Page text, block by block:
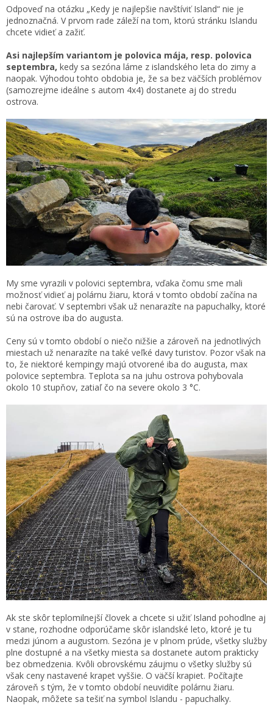
Odpoveď na otázku „Kedy je najlepšie navštíviť Island“ nie je
jednoznačná. V prvom rade záleží na tom, ktorú stránku Islandu
chcete vidieť a zažiť.
Asi najlepším variantom je polovica mája, resp. polovica
septembra, kedy sa sezóna láme z islandského leta do zimy a
naopak. Výhodou tohto obdobia je, že sa bez väčších problémov
(samozrejme ideálne s autom 4x4) dostanete aj do stredu
ostrova.
My sme vyrazili v polovici septembra, vďaka čomu sme mali
možnosť vidieť aj polárnu žiaru, ktorá v tomto období začína na
nebi čarovať. V septembri však už nenarazíte na papuchalky, ktoré
sú na ostrove iba do augusta.
Ceny sú v tomto období o niečo nižšie a zároveň na jednotlivých
miestach už nenarazíte na také veľké davy turistov. Pozor však na
to, že niektoré kempingy majú otvorené iba do augusta, max
polovice septembra. Teplota sa na juhu ostrova pohybovala
okolo 10 stupňov, zatiaľ čo na severe okolo 3 °C.
Ak ste skôr teplomilnejší človek a chcete si užiť Island pohodlne aj
v stane, rozhodne odporúčame skôr islandské leto, ktoré je tu
medzi júnom a augustom. Sezóna je v plnom prúde, všetky služby
plne dostupné a na všetky miesta sa dostanete autom prakticky
bez obmedzenia. Kvôli obrovskému záujmu o všetky služby sú
však ceny nastavené krapet vyššie. O väčší krapiet. Počítajte
zároveň s tým, že v tomto období neuvidíte polárnu žiaru.
Naopak, môžete sa tešiť na symbol Islandu - papuchalky.